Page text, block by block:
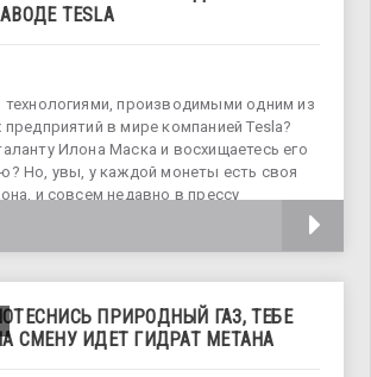
TESLA
технологиями, производимыми одним из
в мире компанией Tesla?
Илона Маска и восхищаетесь его
Но, увы, у каждой монеты есть своя
и совсем недавно в прессу
ПРИРОДНЫЙ ГАЗ, ТЕБЕ
СМЕНУ ИДЕТ ГИДРАТ МЕТАНА